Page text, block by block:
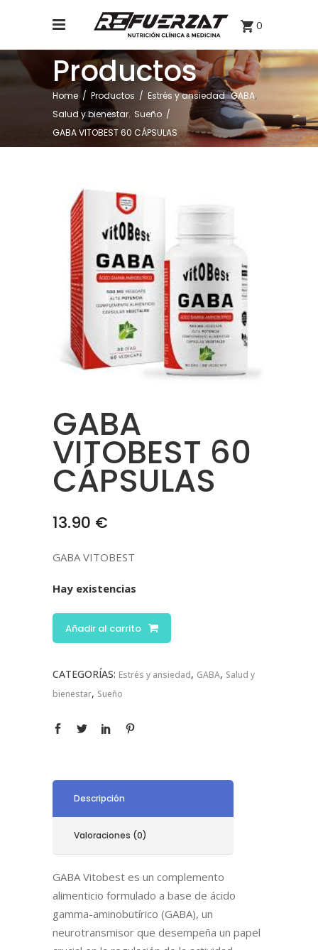
0
Productos
Home / Productos / Estrés y ansiedad,GABA,
Salud y bienestar, Sueño /
GABA VITOBEST 60 CÁPSULAS
GABA
VITOBEST 60
CÁPSULAS
13.90 €
GABA VITOBEST
Hay existencias
Añadir al carrito
CATEGORÍAS: Estrés y ansiedad, GABA, Salud y
bienestar, Sueño
Descripción
Valoraciones (0)
GABA Vitobest es un complemento
alimenticio formulado a base de ácido
gamma-aminobutírico (GABA), un
neurotransmisor que desempeña un papel